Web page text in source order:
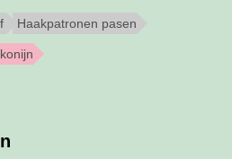
Haakpatronen pasen